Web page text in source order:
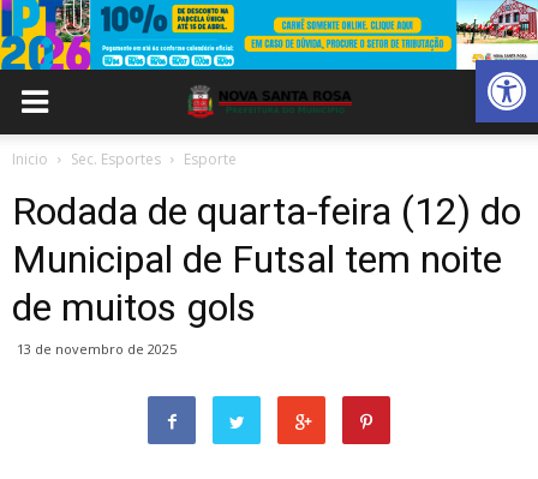
Abrir
Inicio Sec. Esportes Esporte
Rodada de quarta-feira (12) do
Municipal de Futsal tem noite
de muitos gols
13 de novembro de 2025